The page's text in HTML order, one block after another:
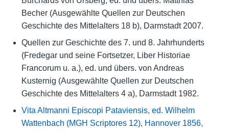
Becher (Ausgewählte Quellen zur Deutschen
Geschichte des Mittelalters 18 b), Darmstadt 2007.
Quellen zur Geschichte des 7. und 8. Jahrhunderts
(Fredegar und seine Fortsetzer, Liber Historiae
Francorum u. a.), ed. und übers. von Andreas
Kusternig (Ausgewählte Quellen zur Deutschen
Geschichte des Mittelalters 4 a), Darmstadt 1982.
Vita Altmanni Episcopi Pataviensis, ed. Wilhelm
Wattenbach (MGH Scriptores 12), Hannover 1856,